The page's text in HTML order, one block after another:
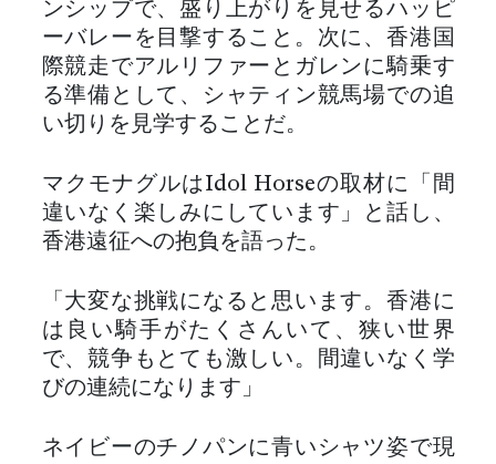
ンシップで、盛り上がりを見せるハッピ
ーバレーを目撃すること。次に、香港国
際競走でアルリファーとガレンに騎乗す
る準備として、シャティン競馬場での追
い切りを見学することだ。
マクモナグルはIdol Horseの取材に「間
違いなく楽しみにしています」と話し、
香港遠征への抱負を語った。
「大変な挑戦になると思います。香港に
は良い騎手がたくさんいて、狭い世界
で、競争もとても激しい。間違いなく学
びの連続になります」
ネイビーのチノパンに青いシャツ姿で現